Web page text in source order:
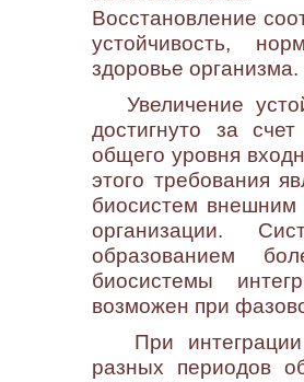
Восстановление
устойчивость,
здоровье организма.
Увеличение
достигнуто за
общего уровня
этого требования
биосистем
организации.
образованием
биосистемы
возможен при
При интеграции
разных периодов